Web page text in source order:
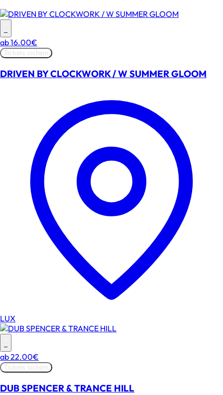
–
ab16.00€
Tickets sichern
DRIVEN BY CLOCKWORK / W SUMMER GLOOM
LUX
–
ab22.00€
Tickets sichern
DUB SPENCER & TRANCE HILL